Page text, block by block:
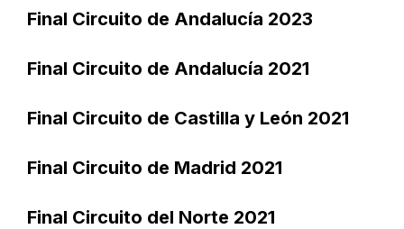
Final Circuito de Andalucía 2023
Final Circuito de Andalucía 2021
Final Circuito de Castilla y León 2021
Final Circuito de Madrid 2021
Final Circuito del Norte 2021